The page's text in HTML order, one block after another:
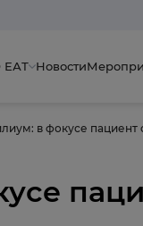
ЕАТ Новости
в фокусе пациент